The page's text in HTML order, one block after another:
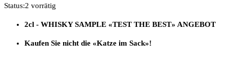
Status:2 vorrätig
2cl - WHISKY SAMPLE «TEST THE BEST» ANGEBOT
Kaufen Sie nicht die «Katze im Sack»!